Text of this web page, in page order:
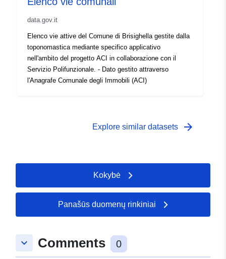
data.gov.it
Elenco vie attive del Comune di Brisighella gestite dalla
toponomastica mediante specifico applicativo
nell'ambito del progetto ACI in collaborazione con il
Servizio Polifunzionale. - Dato gestito attraverso
l'Anagrafe Comunale degli Immobili (ACI)
Explore similar datasets arrow_forward
Kokybė
Panašūs duomenų rinkiniai
keyboard_arrow_down Comments 0